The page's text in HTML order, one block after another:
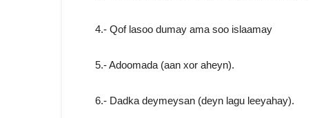
4.- Qof lasoo dumay ama soo islaamay
5.- Adoomada (aan xor aheyn).
6.- Dadka deymeysan (deyn lagu leeyahay).